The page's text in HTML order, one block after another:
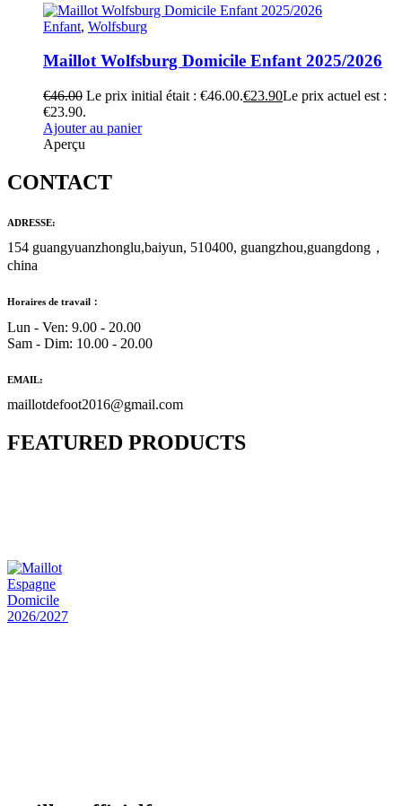
Enfant, Wolfsburg
Maillot Wolfsburg Domicile Enfant 2025/2026
€46.00 Le prix initial était : €46.00.€23.90Le prix actuel est :
€23.90.
Ajouter au panier
Aperçu
CONTACT
ADRESSE:
154 guangyuanzhonglu,baiyun, 510400, guangzhou,guangdong，
china
Horaires de travail：
Lun - Ven: 9.00 - 20.00
Sam - Dim: 10.00 - 20.00
EMAIL:
maillotdefoot2016@gmail.com
FEATURED PRODUCTS